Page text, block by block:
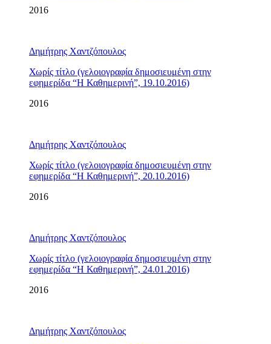
2016
Δημήτρης Χαντζόπουλος
Χωρίς τίτλο (γελοιογραφία δημοσιευμένη στην
εφημερίδα “Η Καθημερινή”, 19.10.2016)
2016
Δημήτρης Χαντζόπουλος
Χωρίς τίτλο (γελοιογραφία δημοσιευμένη στην
εφημερίδα “Η Καθημερινή”, 20.10.2016)
2016
Δημήτρης Χαντζόπουλος
Χωρίς τίτλο (γελοιογραφία δημοσιευμένη στην
εφημερίδα “Η Καθημερινή”, 24.01.2016)
2016
Δημήτρης Χαντζόπουλος